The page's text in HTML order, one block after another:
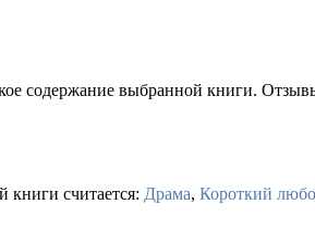
содержание выбранной книги.
книги считается: Драма, Короткий